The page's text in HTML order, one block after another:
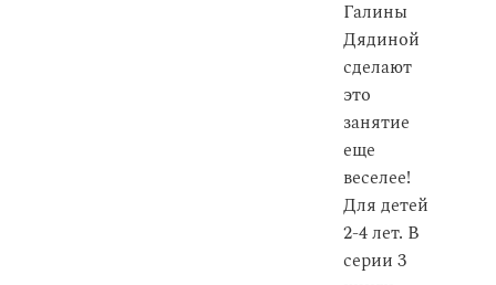
Галины
Дядиной
сделают
это
занятие
еще
веселее!
Для детей
2-4 лет. В
серии 3